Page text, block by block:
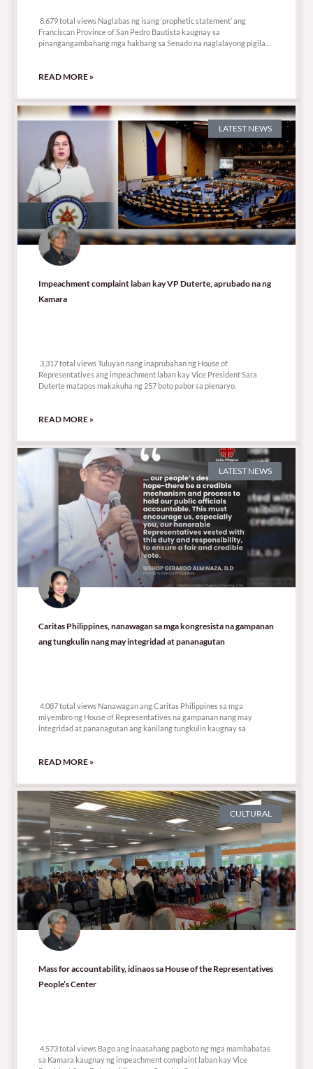
8,679 total views Naglabas ng isang ‘prophetic statement’ ang
Franciscan Province of San Pedro Bautista kaugnay sa
pinangangambahang mga hakbang sa Senado na naglalayong pigilan
READ MORE »
LATEST NEWS
Impeachment complaint laban kay VP Duterte, aprubado na ng
Kamara
3,317 total views Tuluyan nang inaprubahan ng House of
Representatives ang impeachment laban kay Vice President Sara
Duterte matapos makakuha ng 257 boto pabor sa plenaryo.
READ MORE »
LATEST NEWS
Caritas Philippines, nanawagan sa mga kongresista na gampanan
ang tungkulin nang may integridad at pananagutan
4,087 total views Nanawagan ang Caritas Philippines sa mga
miyembro ng House of Representatives na gampanan nang may
integridad at pananagutan ang kanilang tungkulin kaugnay sa
READ MORE »
CULTURAL
Mass for accountability, idinaos sa House of the Representatives
People’s Center
4,573 total views Bago ang inaasahang pagboto ng mga mambabatas
sa Kamara kaugnay ng impeachment complaint laban kay Vice